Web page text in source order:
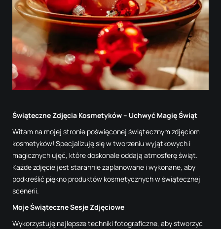
Świąteczne Zdjęcia Kosmetyków – Uchwyć Magię Świąt
Witam na mojej stronie poświęconej świątecznym zdjęciom
kosmetyków! Specjalizuję się w tworzeniu wyjątkowych i
magicznych ujęć, które doskonale oddają atmosferę świąt.
Każde zdjęcie jest starannie zaplanowane i wykonane, aby
podkreślić piękno produktów kosmetycznych w świątecznej
scenerii.
Moje Świąteczne Sesje Zdjęciowe
Wykorzystuję najlepsze techniki fotograficzne, aby stworzyć